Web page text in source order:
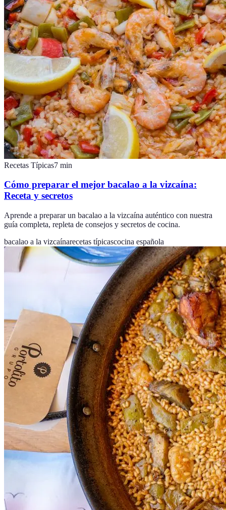
Recetas Típicas7 min
Cómo preparar el mejor bacalao a la vizcaína:
Receta y secretos
Aprende a preparar un bacalao a la vizcaína auténtico con nuestra
guía completa, repleta de consejos y secretos de cocina.
bacalao a la vizcaínarecetas típicascocina española